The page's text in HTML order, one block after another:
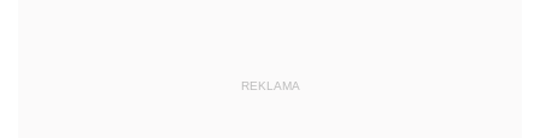
REKLAMA